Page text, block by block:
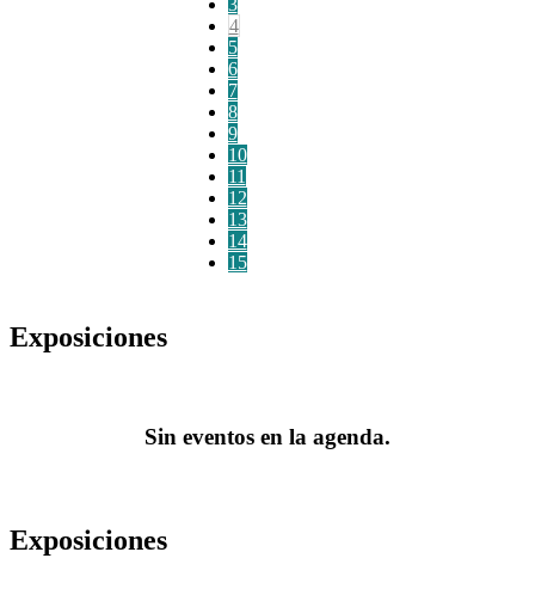
3
4
5
6
7
8
9
10
11
12
13
14
15
Exposiciones
Sin eventos en la agenda.
Exposiciones